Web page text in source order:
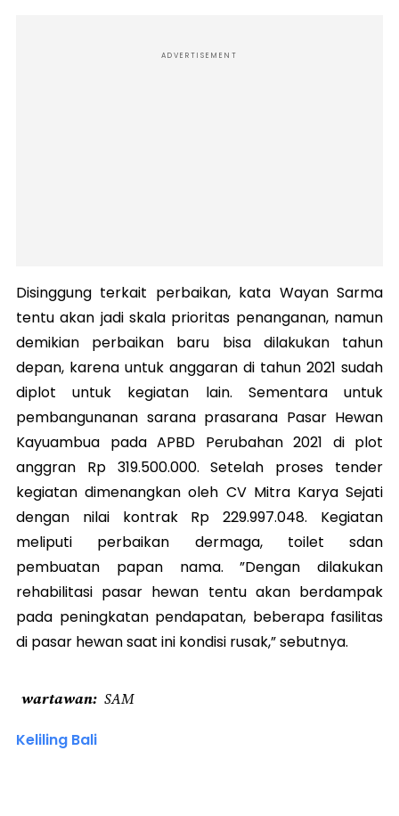
ADVERTISEMENT
Disinggung terkait perbaikan, kata Wayan Sarma
tentu akan jadi skala prioritas penanganan, namun
demikian perbaikan baru bisa dilakukan tahun
depan, karena untuk anggaran di tahun 2021 sudah
diplot untuk kegiatan lain. Sementara untuk
pembangunanan sarana prasarana Pasar Hewan
Kayuambua pada APBD Perubahan 2021 di plot
anggran Rp 319.500.000. Setelah proses tender
kegiatan dimenangkan oleh CV Mitra Karya Sejati
dengan nilai kontrak Rp 229.997.048. Kegiatan
meliputi perbaikan dermaga, toilet sdan
pembuatan papan nama. ”Dengan dilakukan
rehabilitasi pasar hewan tentu akan berdampak
pada peningkatan pendapatan, beberapa fasilitas
di pasar hewan saat ini kondisi rusak,” sebutnya.
wartawan SAM
Keliling Bali